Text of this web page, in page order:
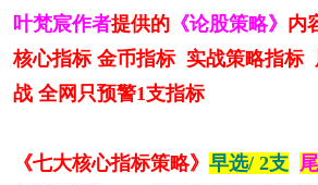
叶梵宸作者提供的《论股策略》 内
核心指标 金币指标 实战策略指标
战 全网只预警1支指标
《七大核心指标策略》 早选/ 2支